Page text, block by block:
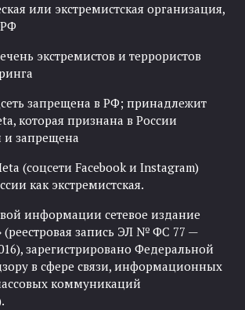
или экстремистская организация,
экстремистов и террористов
запрещена в РФ; принадлежит
которая признана в России
и запрещена
(соцсети Facebook и Instagram)
как экстремистская.
информации сетевое издание
(реестровая запись ЭЛ № ФС 77 —
зарегистрировано Федеральной
в сфере связи, информационных
коммуникаций